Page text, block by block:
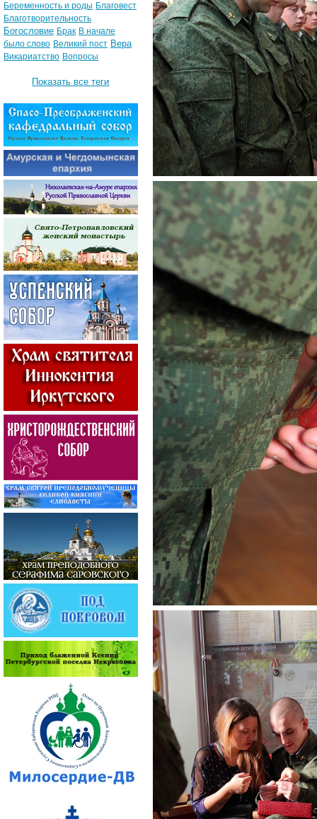
Беременность и роды Благовест
Благотворительность
Богословие Брак В начале
было слово Великий пост Вера
Викариатство Вопросы
Показать все теги